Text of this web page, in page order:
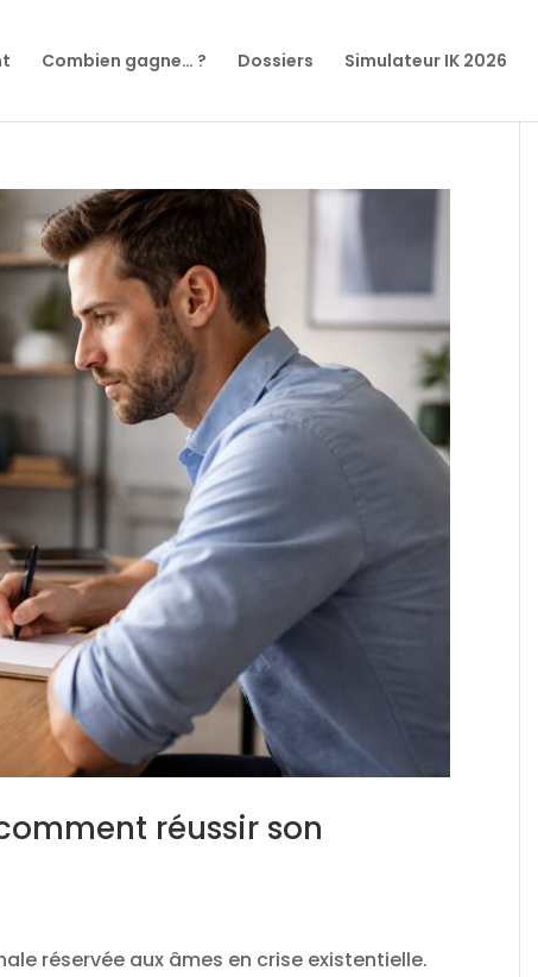
Combien gagne… ? Dossiers Simulateur IK 2026
réussir son
réservée aux âmes en crise existentielle.